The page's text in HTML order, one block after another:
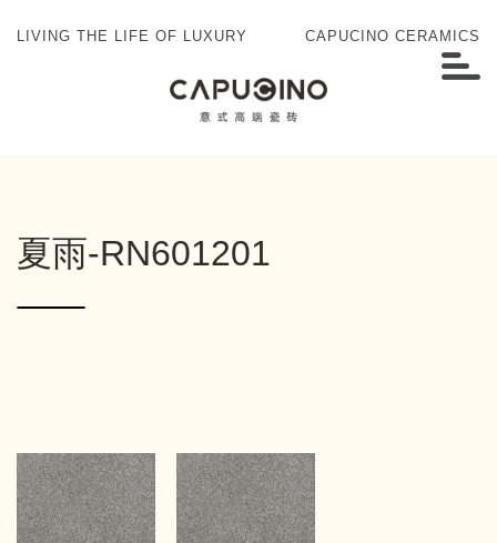
LIVING THE LIFE OF LUXURY CAPUCINO CERAMICS
夏雨-RN601201